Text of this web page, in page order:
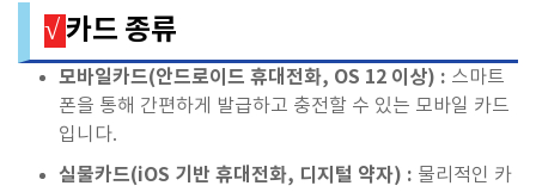
√카드 종류
모바일카드(안드로이드 휴대전화, OS 12 이상) : 스마트
폰을 통해 간편하게 발급하고 충전할 수 있는 모바일 카드
입니다.
실물카드(iOS 기반 휴대전화, 디지털 약자) : 물리적인 카